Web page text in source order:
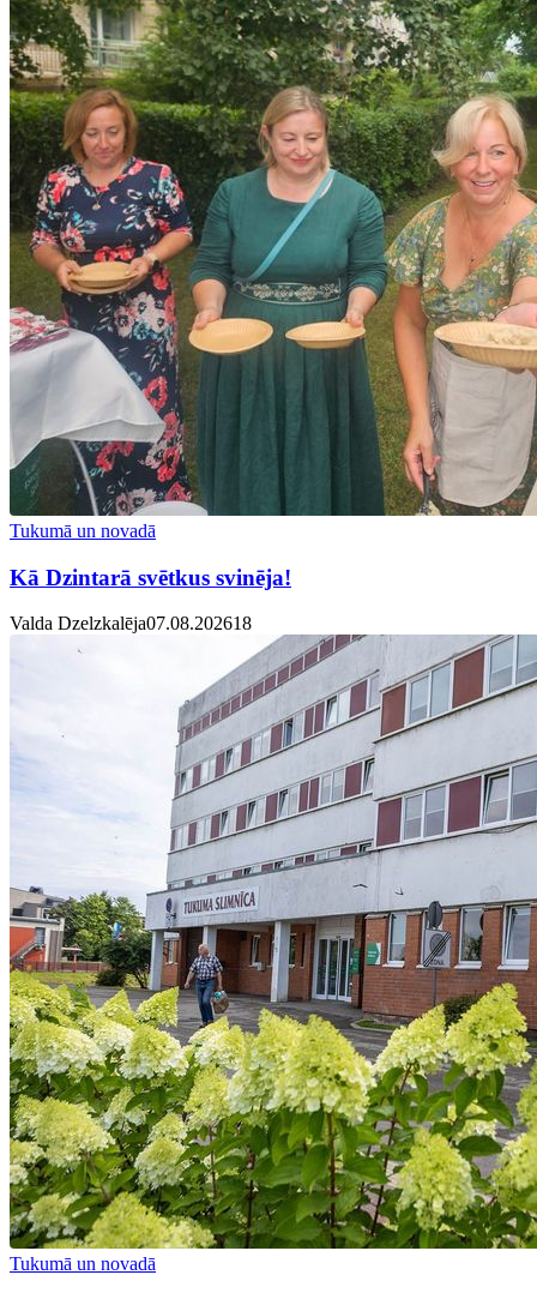
Tukumā un novadā
Kā Dzintarā svētkus svinēja!
Valda Dzelzkalēja07.08.202618
Tukumā un novadā